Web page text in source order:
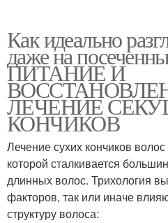
Как идеально
даже на
ПИТАНИЕ И
ЛЕЧЕНИЕ
КОНЧИКОВ
Лечение сухих кончиков
которой сталкивается
длинных волос. Трихология
факторов, так или иначе
структуру волоса: